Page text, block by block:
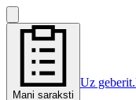
Mani saraksti
Uz